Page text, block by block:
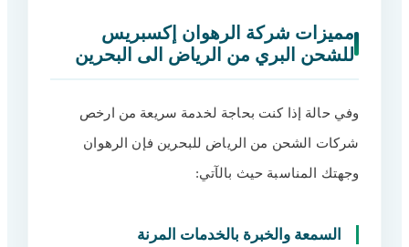
مميزات شركة الرهوان إكسبريس
للشحن البري من الرياض الى البحرين
وفي حالة إذا كنت بحاجة لخدمة سريعة من ارخص
شركات الشحن من الرياض للبحرين فإن الرهوان
وجهتك المناسبة حيث بالآتي:
السمعة والخبرة بالخدمات المرنة